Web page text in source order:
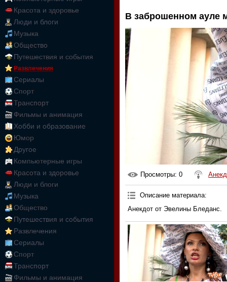
Красота и здоровье
Люди и блоги
Музыка
Общество
Путешествия и события
Развлечения
Сериалы
Спорт
Транспорт
Фильмы и анимация
Хобби и образование
Юмор
Другое
Компьютерные игры
Красота и здоровье
Люди и блоги
Музыка
Общество
Путешествия и события
Развлечения
Сериалы
Спорт
Транспорт
Фильмы и анимация
В заброшенном ауле
Просмотры: 0
Описание материала:
Анекдот от Эвелины Бледанс.